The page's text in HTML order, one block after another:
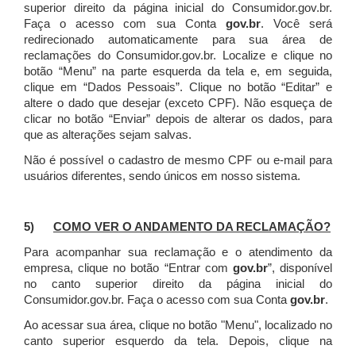
superior direito da página inicial do Consumidor.gov.br.
Faça o acesso com sua Conta gov.br. Você será
redirecionado automaticamente para sua área de
reclamações do Consumidor.gov.br.
Localize e clique no
botão “Menu” na parte esquerda da tela e, em seguida,
clique em “Dados Pessoais”. Clique no botão “Editar” e
altere o dado que desejar (exceto CPF). Não esqueça de
clicar no botão “Enviar” depois de alterar os dados, para
que as alterações sejam salvas.
Não é possível o cadastro de mesmo CPF ou e-mail para
usuários diferentes, sendo únicos em nosso sistema.
5) COMO VER O ANDAMENTO DA RECLAMAÇÃO?
Para acompanhar sua reclamação e o atendimento da
empresa, clique no botão “Entrar com gov.br”, disponível
no canto superior direito da página inicial do
Consumidor.gov.br. Faça o acesso com sua Contagov.br.
Ao acessar sua área, clique no botão "Menu", localizado no
canto superior esquerdo da tela. Depois, clique na